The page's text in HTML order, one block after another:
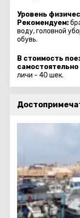
Уровень
Рекомендуем:
воду, головной
обувь.
В стоимость
личи - 40 шек.